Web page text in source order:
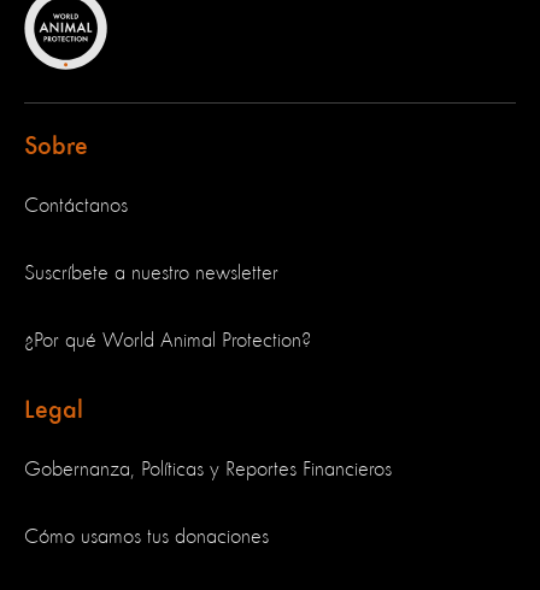
Sobre
Contáctanos
Suscríbete a nuestro newsletter
¿Por qué World Animal Protection?
Legal
Gobernanza, Políticas y Reportes Financieros
Cómo usamos tus donaciones